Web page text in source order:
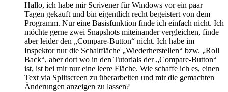
Hallo, ich habe mir Scrivener für Windows vor ein paar
Tagen gekauft und bin eigentlich recht begeistert von dem
Programm. Nur eine Basisfunktion finde ich einfach nicht. Ich
möchte gerne zwei Snapshots miteinander vergleichen, finde
aber leider den „Compare-Button“ nicht. Ich habe im
Inspektor nur die Schaltfläche „Wiederherstellen“ bzw. „Roll
Back“, aber dort wo in den Tutorials der „Compare-Button“
ist, ist bei mir nur eine leere Fläche. Wie schaffe ich es, einen
Text via Splitscreen zu überarbeiten und mir die gemachten
Änderungen anzeigen zu lassen?